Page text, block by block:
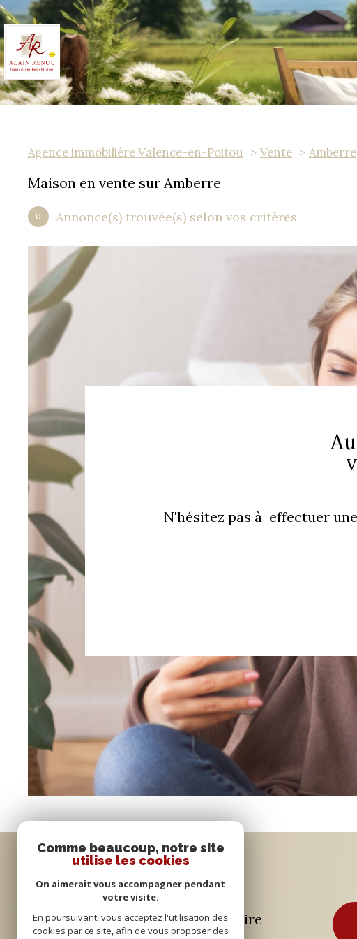
Agence immobilière Valence-en-Poitou Vente Amberre
Maison en vente sur Amberre
0 Annonce(s) trouvée(s) selon vos critères
N'hésitez pas à effectuer
Se connecter
espace propriétaire
Comme beaucoup, notre site
utilise les cookies
On aimerait vous accompagner pendant
votre visite.
En poursuivant, vous acceptez l'utilisation des
cookies par ce site, afin de vous proposer des